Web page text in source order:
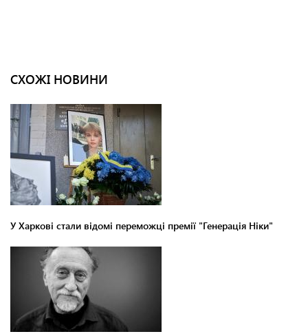
СХОЖІ НОВИНИ
У Харкові стали відомі переможці премії "Генерація Ніки"